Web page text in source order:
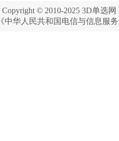
Copyright © 2010-2025 3D单选网
《中华人民共和国电信与信息服